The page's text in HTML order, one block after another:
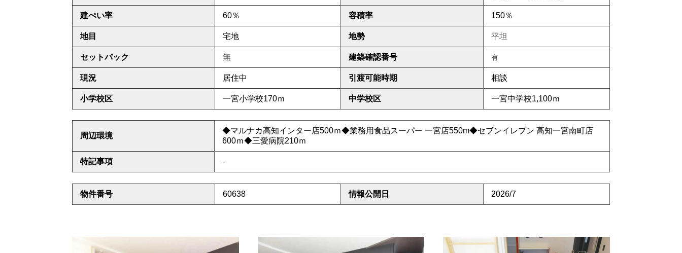
建ぺい率 60％ 容積率 150％
地目 宅地 地勢 平坦
セットバック 無 建築確認番号 有
現況 居住中 引渡可能時期 相談
小学校区 一宮小学校170ｍ 中学校区 一宮中学校1,100ｍ
周辺環境
◆マルナカ高知インター店500ｍ◆業務用食品スーパー 一宮店550m◆セブンイレブン 高知一宮南町店
600ｍ◆三愛病院210ｍ
特記事項 -
物件番号 60638 情報公開日 2026/7